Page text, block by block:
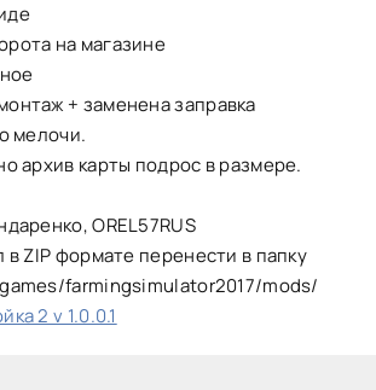
на магазине
+ заменена заправка
мелочи.
архив карты подрос в размере.
OREL57RUS
в ZIP формате перенести в папку
farmingsimulator2017/mods/
2 v 1.0.0.1